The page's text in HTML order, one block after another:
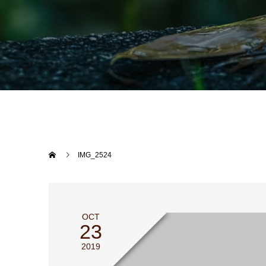
IMG_2524
OCT
23
2019